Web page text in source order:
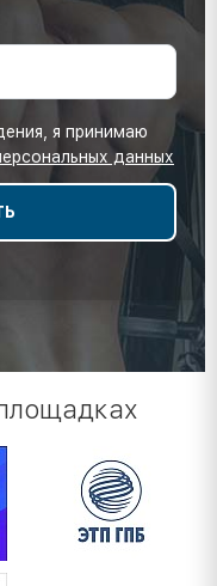
я принимаю
данных